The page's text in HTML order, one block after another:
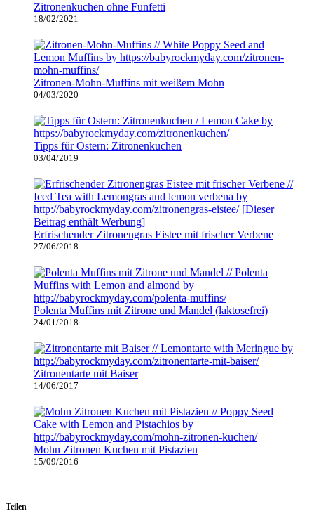
Zitronenkuchen ohne Funfetti
18/02/2021
Zitronen-Mohn-Muffins mit weißem Mohn
04/03/2020
Tipps für Ostern: Zitronenkuchen
03/04/2019
Erfrischender Zitronengras Eistee mit frischer Verbene
27/06/2018
Polenta Muffins mit Zitrone und Mandel (laktosefrei)
24/01/2018
Zitronentarte mit Baiser
14/06/2017
Mohn Zitronen Kuchen mit Pistazien
15/09/2016
Teilen